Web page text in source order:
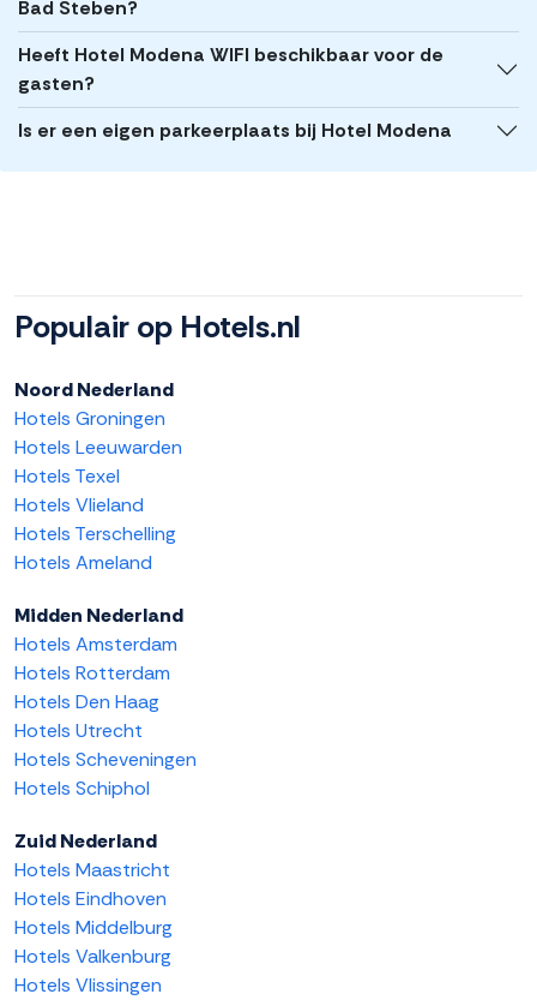
Bad Steben?
Heeft Hotel Modena WIFI beschikbaar voor de
gasten?
Is er een eigen parkeerplaats bij Hotel Modena
Populair op Hotels.nl
Noord Nederland
Hotels Groningen
Hotels Leeuwarden
Hotels Texel
Hotels Vlieland
Hotels Terschelling
Hotels Ameland
Midden Nederland
Hotels Amsterdam
Hotels Rotterdam
Hotels Den Haag
Hotels Utrecht
Hotels Scheveningen
Hotels Schiphol
Zuid Nederland
Hotels Maastricht
Hotels Eindhoven
Hotels Middelburg
Hotels Valkenburg
Hotels Vlissingen